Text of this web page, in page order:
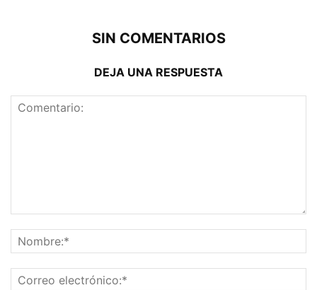
SIN COMENTARIOS
DEJA UNA RESPUESTA